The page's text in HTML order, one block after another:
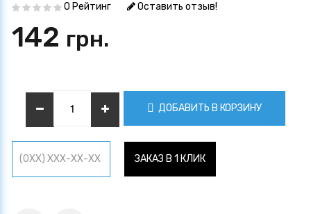
0 Рейтинг Оставить отзыв!
142 грн.
ДОБАВИТЬ В КОРЗИНУ
ЗАКАЗ В 1 КЛИК